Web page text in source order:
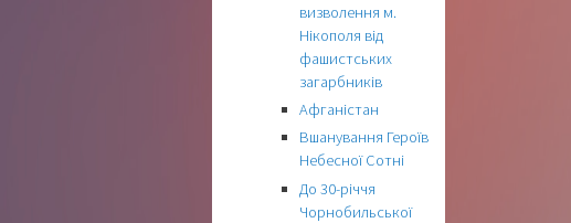
визволення м.
Нікополя від
фашистських
загарбників
Афганістан
Вшанування Героїв
Небесної Сотні
До 30-річчя
Чорнобильської